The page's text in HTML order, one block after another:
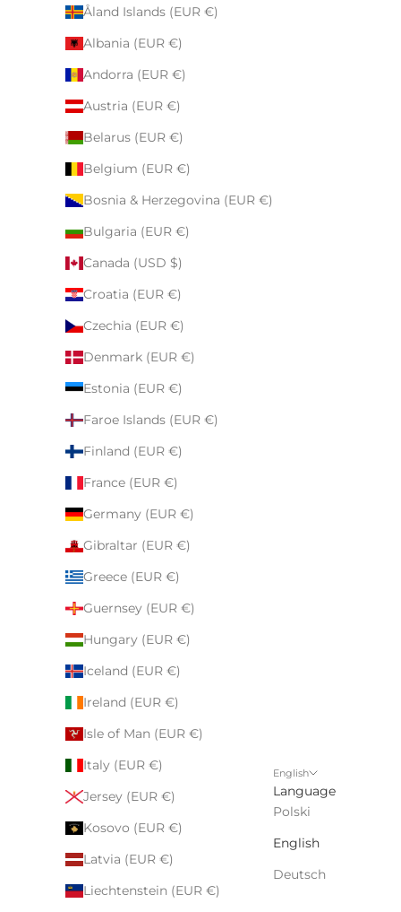
Åland Islands (EUR €)
Albania (EUR €)
Andorra (EUR €)
Austria (EUR €)
Belarus (EUR €)
Belgium (EUR €)
Bosnia & Herzegovina (EUR €)
Bulgaria (EUR €)
Canada (USD $)
Croatia (EUR €)
Czechia (EUR €)
Denmark (EUR €)
Estonia (EUR €)
Faroe Islands (EUR €)
Finland (EUR €)
France (EUR €)
Germany (EUR €)
Gibraltar (EUR €)
Greece (EUR €)
Guernsey (EUR €)
Hungary (EUR €)
Iceland (EUR €)
Ireland (EUR €)
Isle of Man (EUR €)
Italy (EUR €)
Jersey (EUR €)
Kosovo (EUR €)
Latvia (EUR €)
Liechtenstein (EUR €)
English
Language
Polski
English
Deutsch